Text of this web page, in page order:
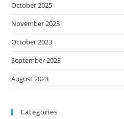
October 2025
November 2023
October 2023
September 2023
August 2023
Categories